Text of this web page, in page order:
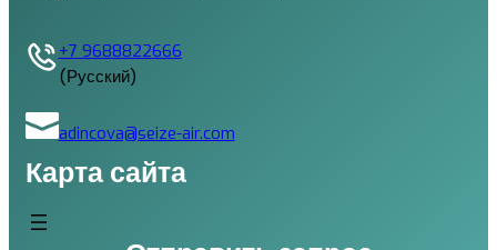
+7 9688822666
(Русский)
adincova@seize-air.com
Карта сайта